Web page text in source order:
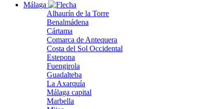
Málaga
Alhaurín de la Torre
Benalmádena
Cártama
Comarca de Antequera
Costa del Sol Occidental
Estepona
Fuengirola
Guadalteba
La Axarquía
Málaga capital
Marbella